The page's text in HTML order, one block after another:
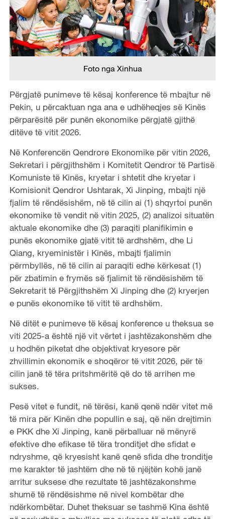
Foto nga Xinhua
Përgjatë punimeve të kësaj konference të mbajtur në
Pekin, u përcaktuan nga ana e udhëheqjes së Kinës
përparësitë për punën ekonomike përgjatë gjithë
ditëve të vitit 2026.
Në Konferencën Qendrore Ekonomike për vitin 2026,
Sekretari i përgjithshëm i Komitetit Qendror të Partisë
Komuniste të Kinës, kryetar i shtetit dhe kryetar i
Komisionit Qendror Ushtarak, Xi Jinping, mbajti një
fjalim të rëndësishëm, në të cilin ai (1) shqyrtoi punën
ekonomike të vendit në vitin 2025, (2) analizoi situatën
aktuale ekonomike dhe (3) paraqiti planifikimin e
punës ekonomike gjatë vitit të ardhshëm, dhe Li
Qiang, kryeministër i Kinës, mbajti fjalimin
përmbyllës, në të cilin ai paraqiti edhe kërkesat (1)
për zbatimin e frymës së fjalimit të rëndësishëm të
Sekretarit të Përgjithshëm Xi Jinping dhe (2) kryerjen
e punës ekonomike të vitit të ardhshëm.
Në ditët e punimeve të kësaj konference u theksua se
viti 2025-a është një vit vërtet i jashtëzakonshëm dhe
u hodhën piketat dhe objektivat kryesore për
zhvillimin ekonomik e shoqëror të vitit 2026, për të
cilin janë të tëra pritshmëritë që do të arrihen me
sukses.
Pesë vitet e fundit, në tërësi, kanë qenë ndër vitet më
të mira për Kinën dhe popullin e saj, që nën drejtimin
e PKK dhe Xi Jinping, kanë përballuar në mënyrë
efektive dhe efikase të tëra tronditjet dhe sfidat e
ndryshme, që kryesisht kanë qenë sfida dhe tronditje
me karakter të jashtëm dhe në të njëjtën kohë janë
arritur suksese dhe rezultate të jashtëzakonshme
shumë të rëndësishme në nivel kombëtar dhe
ndërkombëtar. Duhet theksuar se tashmë Kina është